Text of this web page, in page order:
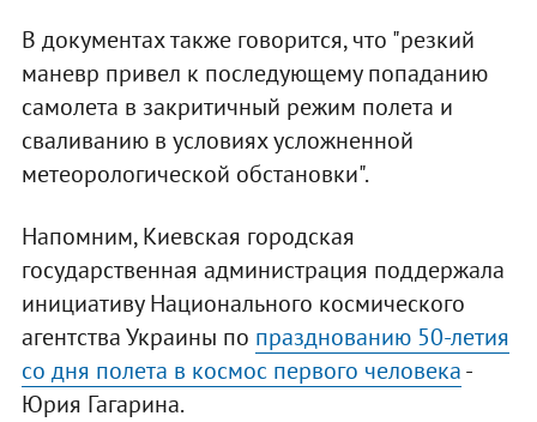
В документах также говорится, что "резкий
маневр привел к последующему попаданию
самолета в закритичный режим полета и
сваливанию в условиях усложненной
метеорологической обстановки".
Напомним, Киевская городская
государственная администрация поддержала
инициативу Национального космического
агентства Украины по празднованию 50-летия
со дня полета в космос первого человека-
Юрия Гагарина.